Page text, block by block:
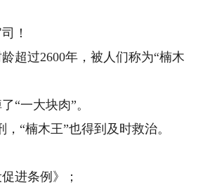
！
过2600年，被人们称为“楠木
一大块肉”。
“楠木王”也得到及时救治。
进条例》；